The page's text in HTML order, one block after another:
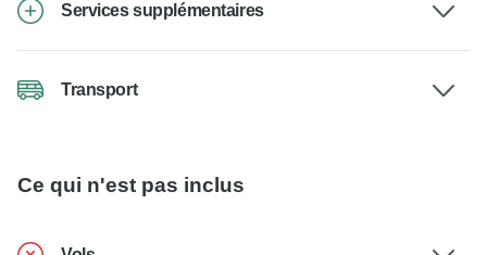
Services supplémentaires
Transport
Ce qui n'est pas inclus